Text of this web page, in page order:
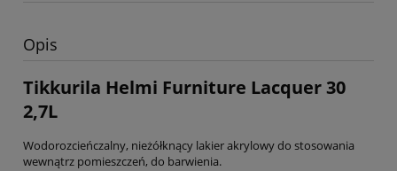
Opis
Tikkurila Helmi Furniture Lacquer 30
2,7L
Wodorozcieńczalny, nieżółknący lakier akrylowy do stosowania
wewnątrz pomieszczeń, do barwienia.